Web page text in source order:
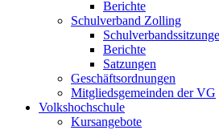
Berichte
Schulverband Zolling
Berichte
Satzungen
Geschäftsordnungen
Mitgliedsgemeinden der VG
Volkshochschule
Kursangebote